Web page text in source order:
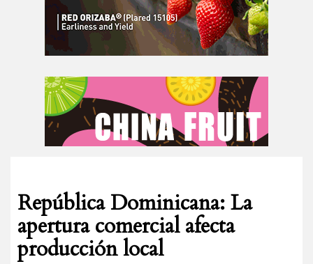
República Dominicana: La
apertura comercial afecta
producción local